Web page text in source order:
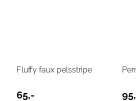
Fluffy faux pelsstripe
65,-